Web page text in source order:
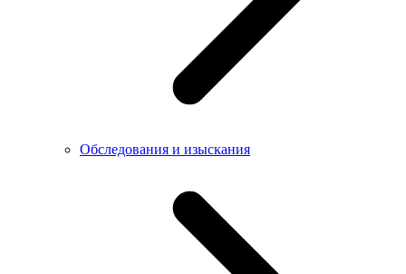
Обследования и изыскания